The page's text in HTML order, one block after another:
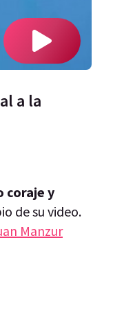
a la
coraje y
de su video.
Manzur